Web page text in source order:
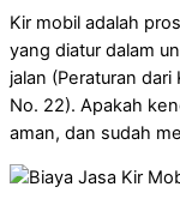
Kir mobil adalah
yang diatur dalam
jalan (Peraturan
No. 22). Apakah
aman, dan sudah